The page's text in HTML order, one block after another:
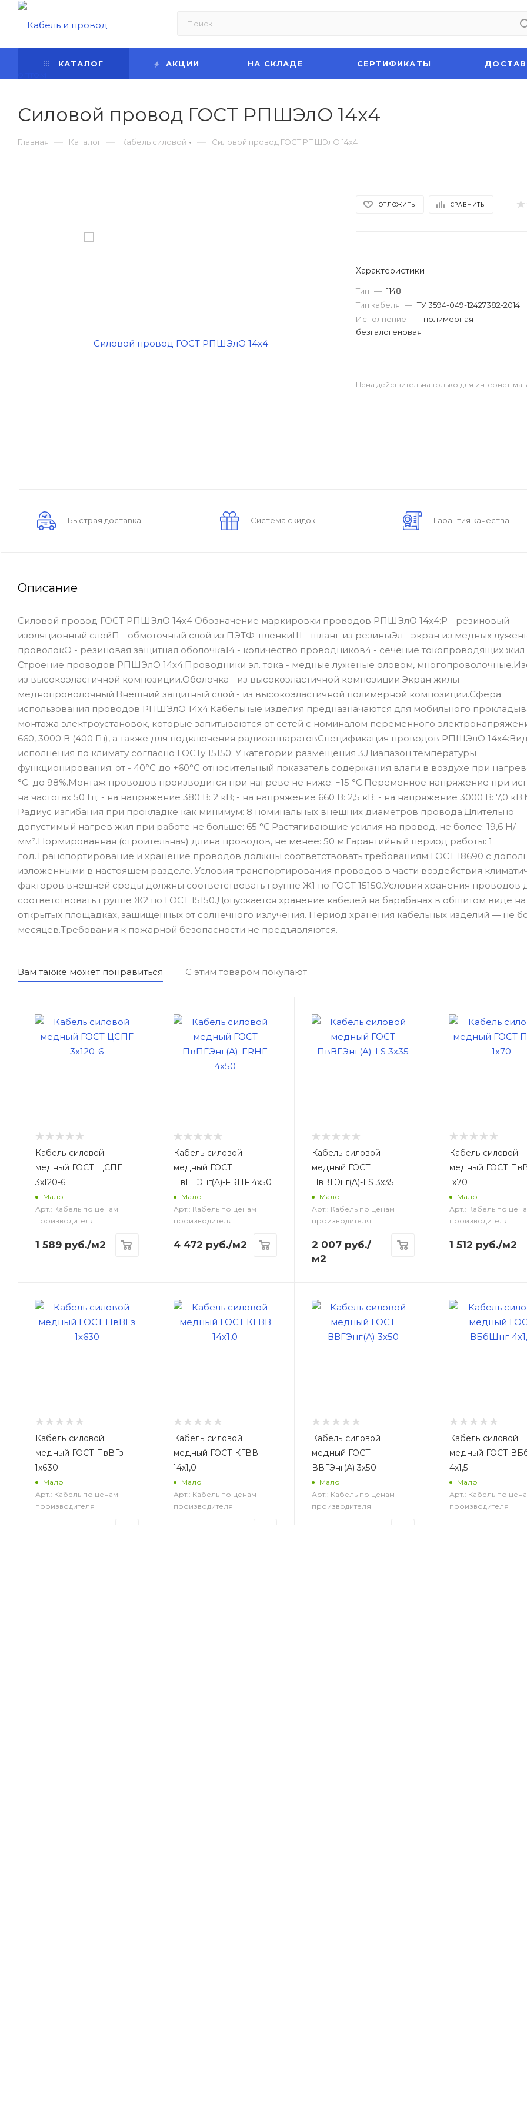
КАТАЛОГ АКЦИИ НА СКЛАДЕ СЕРТИФИКАТЫ
Силовой провод ГОСТ РПШЭлО 14х4
Главная — Каталог — Кабель силовой — Силовой провод ГОСТ РПШЭлО 14х4
ОТЛОЖИТЬ СРАВНИТЬ
Характеристики
Тип — 1148
Тип кабеля — ТУ 3594-049-12427382-2014
Исполнение — полимерная
безгалогеновая
Цена действительна только для интернет-
Быстрая доставка Система скидок Гарантия качества
Описание
Силовой провод ГОСТ РПШЭлО 14х4 Обозначение маркировки проводов РПШЭлО 14х4:Р - резиновый
изоляционный слойП - обмоточный слой из ПЭТФ-пленкиШ - шланг из резиныЭл - экран из медных
проволокО - резиновая защитная оболочка14 - количество проводников4 - сечение токопроводящих жил
Строение проводов РПШЭлО 14х4:Проводники эл. тока - медные луженые оловом,
из высокоэластичной композиции.Оболочка - из высокоэластичной композиции.Экран жилы -
меднопроволочный.Внешний защитный слой - из высокоэластичной полимерной композиции.Сфера
использования проводов РПШЭлО 14х4:Кабельные изделия предназначаются для мобильного
монтажа электроустановок, которые запитываются от сетей с номиналом переменного
660, 3000 В (400 Гц), а также для подключения радиоаппаратовСпецификация проводов РПШЭлО 14х4:Вид
исполнения по климату согласно ГОСТу 15150: У категории размещения 3.Диапазон температуры
функционирования: от - 40°С до +60°С относительный показатель содержания влаги в воздухе при
°С: до 98%.Монтаж проводов производится при нагреве не ниже: −15 °С.Переменное напряжение при
на частотах 50 Гц: - на напряжение 380 В: 2 кВ; - на напряжение 660 В: 2,5 кВ; - на напряжение 3000 В: 7,0
Радиус изгибания при прокладке как минимум: 8 номинальных внешних диаметров провода.Длительно
допустимый нагрев жил при работе не больше: 65 °С.Растягивающие усилия на провод, не более: 19,6 Н/
мм².Нормированная (строительная) длина проводов, не менее: 50 м.Гарантийный период работы: 1
год.Транспортирование и хранение проводов должны соответствовать требованиям ГОСТ 18690 с
изложенными в настоящем разделе. Условия транспортирования проводов в части воздействия
факторов внешней среды должны соответствовать группе Ж1 по ГОСТ 15150.Условия хранения проводов
соответствовать группе Ж2 по ГОСТ 15150.Допускается хранение кабелей на барабанах в обшитом виде на
открытых площадках, защищенных от солнечного излучения. Период хранения кабельных изделий — не
месяцев.Требования к пожарной безопасности не предъявляются.
Вам также может понравиться С этим товаром покупают
Кабель силовой
медный ГОСТ ЦСПГ
3x120-6
Мало
Арт.: Кабель по ценам
производителя
1 589 руб./м2
Кабель силовой
медный ГОСТ
ПвПГЭнг(A)-FRHF 4x50
Мало
Арт.: Кабель по ценам
производителя
4 472 руб./м2
Кабель силовой
медный ГОСТ
ПвВГЭнг(A)-LS 3x35
Мало
Арт.: Кабель по ценам
производителя
2 007руб./
м2
Кабель силовой
медный ГОСТ
1x70
Мало
Арт.: Кабель по
производителя
1 512 руб./м2
Кабель силовой
медный ГОСТ ПвВГз
1x630
Мало
Арт.: Кабель по ценам
производителя
Кабель силовой
медный ГОСТ КГВВ
14x1,0
Мало
Арт.: Кабель по ценам
производителя
Кабель силовой
медный ГОСТ
ВВГЭнг(А) 3х50
Мало
Арт.: Кабель по ценам
производителя
Кабель силовой
медный ГОСТ
4х1,5
Мало
Арт.: Кабель по
производителя